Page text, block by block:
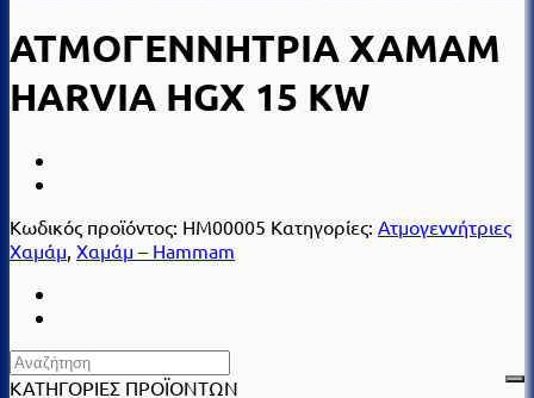
ΑΤΜΟΓΕΝΝΗΤΡΙΑ ΧΑΜΑΜ
HARVIA HGX 15 KW
Κωδικός προϊόντος: HM00005 Κατηγορίες: Ατμογεννήτριες
Χαμάμ Χαμάμ – Hammam
ΚΑΤΗΓΟΡΙΕΣ ΠΡΟΪΟΝΤΩΝ